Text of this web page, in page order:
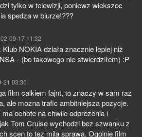
tylko w telewizji, poniewz wiekszoc
spedza w biurze!???
09-17 11:32
NOKIA działa znacznie lepiej niż
--(bo takowego nie stwierdziłem) :P
21 03:30
film calkiem fajnt, to znaczy w sam raz
ale mozna trafic ambitniejsza pozycje.
ochote na chwile odprezenia i
Tom Cruise wychodzi bez szwanku z
scen to tez mila sprawa. Ogolnie film